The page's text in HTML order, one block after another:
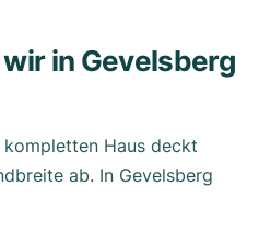
in Gevelsberg
Haus deckt
ab. In Gevelsberg